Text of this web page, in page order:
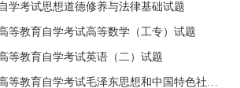
学考试思想道德修养与法律基础试题
等教育自学考试高等数学（工专）试题
等教育自学考试英语（二）试题
全国2024年4月高等教育自学考试毛泽东思想和中国特色社会主义理论体系概论试题